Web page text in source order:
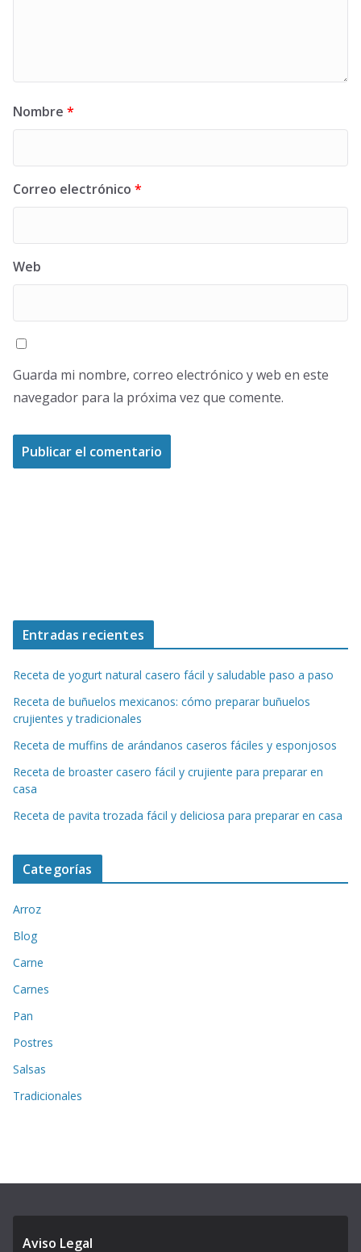
Nombre *
Correo electrónico *
Web
Guarda mi nombre, correo electrónico y web en este
navegador para la próxima vez que comente.
Entradas recientes
Receta de yogurt natural casero fácil y saludable paso a paso
Receta de buñuelos mexicanos: cómo preparar buñuelos
crujientes y tradicionales
Receta de muffins de arándanos caseros fáciles y esponjosos
Receta de broaster casero fácil y crujiente para preparar en
casa
Receta de pavita trozada fácil y deliciosa para preparar en casa
Categorías
Arroz
Blog
Carne
Carnes
Pan
Postres
Salsas
Tradicionales
Aviso Legal